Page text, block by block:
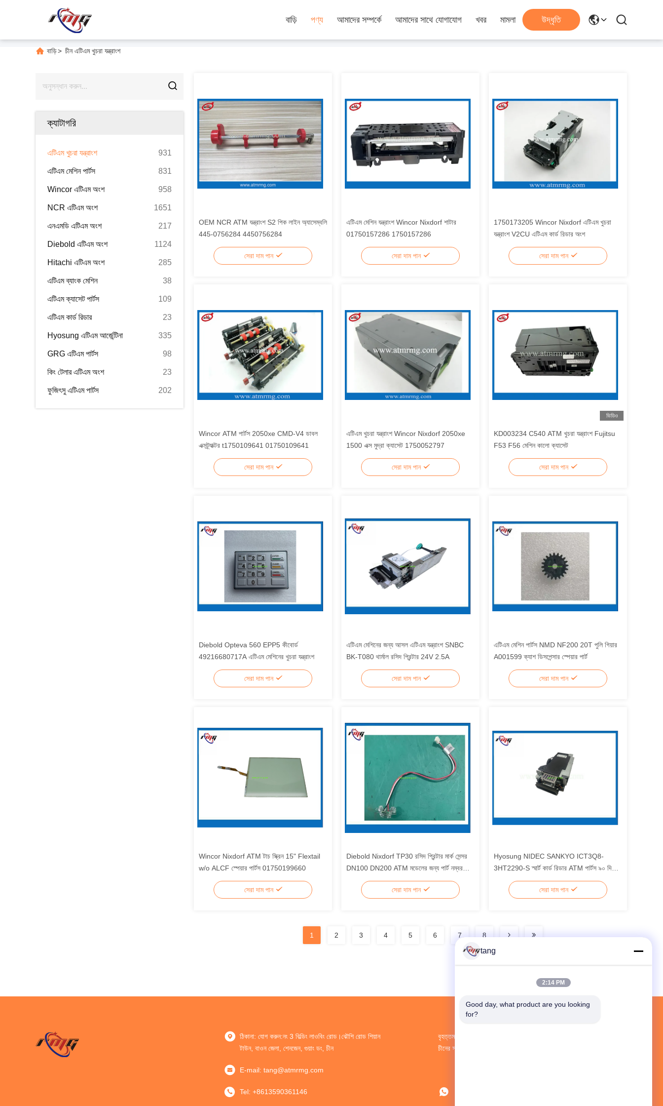
বাড়ি পণ্য আমাদের সম্পর্কে আমাদের সাথে যোগাযোগ খবর মামলা উদ্ধৃতি
বাড়ি> চীন এটিএম খুচরা যন্ত্রাংশ
ক্যাটাগরি
এটিএম খুচরা যন্ত্রাংশ 931
এটিএম মেশিন পার্টস 831
Wincor এটিএম অংশ 958
NCR এটিএম অংশ 1651
এনএমডি এটিএম অংশ 217
Diebold এটিএম অংশ 1124
Hitachi এটিএম অংশ 285
এটিএম ব্যাংক মেশিন 38
এটিএম ক্যাসেট পার্টস 109
এটিএম কার্ড রিডার 23
Hyosung এটিএম আর্জেন্টিনা 335
GRG এটিএম পার্টস 98
কিং টেলার এটিএম অংশ 23
ফুজিৎসু এটিএম পার্টস 202
OEM NCR ATM যন্ত্রাংশ S2 পিক লাইন অ্যাসেম্বলি
445-0756284 4450756284
সেরা দাম পান
এটিএম মেশিন যন্ত্রাংশ Wincor Nixdorf শাটার
01750157286 1750157286
সেরা দাম পান
1750173205 Wincor Nixdorf এটিএম খুচরা
যন্ত্রাংশ V2CU এটিএম কার্ড রিডার অংশ
সেরা দাম পান
Wincor ATM পার্টস 2050xe CMD-V4 ডাবল
এক্সট্র্যাক্টর t1750109641 01750109641
সেরা দাম পান
এটিএম খুচরা যন্ত্রাংশ Wincor Nixdorf 2050xe
1500 এক্স মুদ্রা ক্যাসেট 1750052797
সেরা দাম পান
ভিডিও
KD003234 C540 ATM খুচরা যন্ত্রাংশ Fujitsu
F53 F56 মেশিন কালো ক্যাসেট
সেরা দাম পান
Diebold Opteva 560 EPP5 কীবোর্ড
49216680717A এটিএম মেশিনের খুচরা যন্ত্রাংশ
সেরা দাম পান
এটিএম মেশিনের জন্য আসল এটিএম যন্ত্রাংশ SNBC
BK-T080 থার্মাল রসিদ প্রিন্টার 24V 2.5A
সেরা দাম পান
এটিএম মেশিন পার্টস NMD NF200 20T পুলি গিয়ার
A001599 ক্যাশ ডিসপেন্সার স্পেয়ার পার্ট
সেরা দাম পান
Wincor Nixdorf ATM টাচ স্ক্রিন 15" Flextail
w/o ALCF স্পেয়ার পার্টস 01750199660
সেরা দাম পান
Diebold Nixdorf TP30 রসিদ প্রিন্টার মার্ক সেন্সর
DN100 DN200 ATM মডেলের জন্য পার্ট নম্বর
1750302835-01 1750302835
সেরা দাম পান
Hyosung NIDEC SANKYO ICT3Q8-
3HT2290-S স্মার্ট কার্ড রিডার ATM পার্টস ৯০ দিনের
ওয়ারেন্টি এবং S5645000062 পার্ট নম্বর সহ
সেরা দাম পান
1 2 3 4 5 6 7 8
ঠিকানা: যোগ করুন:নং 3 বিল্ডিং লাওবিং রোড।ঝৌশি রোড শিয়ান
টাউন, বাওন জেলা, শেনজেন, গুয়াং ডং, চীন
E-mail: tang@atmrmg.com
Tel: +8613590361146
বৃহত্তম গবেষণা ও উন্নয়ন এবং উৎপাদন ATM Spare Parts
চীনের সরবরাহকারী
tang
2:14 PM
Good day, what product are you looking
for?